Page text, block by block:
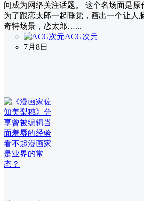
间成为网络关注话题。 这个名场面是原
为了跟恋太郎一起睡觉，画出一个让人
奇特场景，恋太郎…...
ACG次元
7月8日